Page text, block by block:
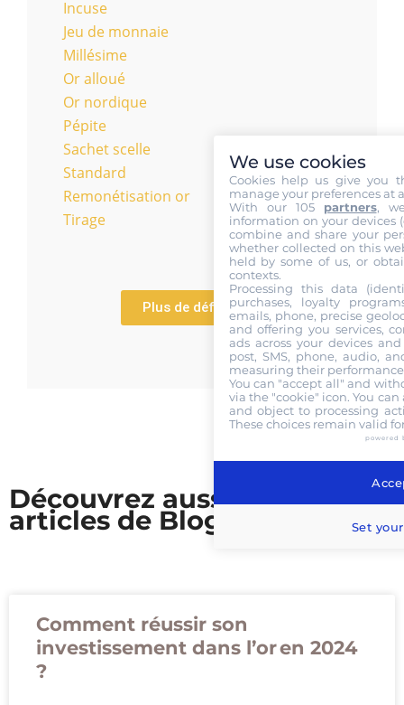
Incuse
Jeu de monnaie
Millésime
Or alloué
Or nordique
Pépite
Sachet scelle
Standard
Remonétisation or
Tirage
Plus de définitions
Découvrez aussi nos
articles de Blog
Comment réussir son
investissement dans l’or en 2024
?
We use cookies
Cookies help us give you
manage your preferences at
With our 105 partners,
information on your devices
combine and share your
whether collected on this
held by some of us, or
contexts.
Processing this data
purchases, loyalty
emails, phone, precise
and offering you services,
ads across your devices
post, SMS, phone, audio,
measuring their
You can "accept all" and
via the "cookie" icon. You
and object to processing
These choices remain valid
powered
Set